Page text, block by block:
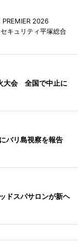
2026
キュリティ平塚総合
大会 全国で中止に
バリ島視察を報告
ドスパサロンが新ヘ